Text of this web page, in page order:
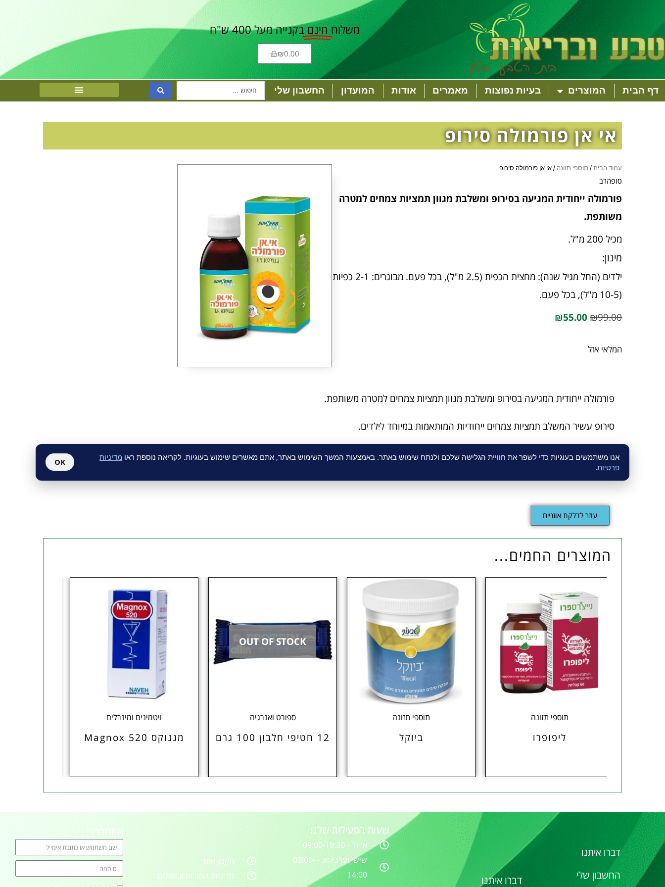
משלוח חינם בקנייה מעל 400 ש"ח
₪0.00
דף הבית המוצרים בעיות נפוצות מאמרים אודות המועדון החשבון שלי
אי אן פורמולה סירופ
עמוד הבית/ תוספי תזונה / אי אן פורמולה סירופ
סופהרב
פורמולה ייחודית המגיעה בסירופ ומשלבת מגוון תמציות צמחים למטרה
משותפת.
מכיל 200 מ"ל.
מינון:
ילדים (החל מגיל שנה): מחצית הכפית (2.5 מ"ל), בכל פעם. מבוגרים: 2-1 כפיות
(10-5 מ"ל), בכל פעם.
₪99.00
₪55.00
המלאי אזל
פורמולה ייחודית המגיעה בסירופ ומשלבת מגוון תמציות צמחים למטרה משותפת.
סירופ עשיר המשלב תמציות צמחים ייחודיות המותאמות במיוחד לילדים.
מבין רכיבי הפורמולה ניתן למצוא תמצית לחך, תמצית אכינצאה, קמומיל ועוד' הפועלים בצורה סינרגטית למען מטרה
משותפת.
עוזר לדלקת אוזניים
המוצרים החמים...
תוספי תזונה
ליפופרו
תוספי תזונה
ביוקל
OUT OF STOCK
ספורט ואנרגיה
12 חטיפי חלבון 100 גרם
ויטמינים ומינרלים
מגנוקס Magnox 520
דברו איתנו
החשבון שלי
דברו איתנו
שעות הפעילות שלנו
א'-ה' - 09:00-19:30
שישי וערבי חג - 09:00-
14:00
תקנון אתר
מדיניות החזרות וביטולים
התחברות
אנו משתמשים בעוגיות כדי לשפר את חוויית הגלישה שלכם ולנתח שימוש באתר. באמצעות המשך השימוש באתר, אתם מאשרים שימוש בעוגיות. לקריאה נוספת ראו מדיניות
פרטיות.
OK